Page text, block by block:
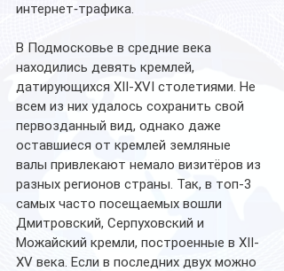
интернет‑трафика.
В Подмосковье в средние века
находились девять кремлей,
датирующихся XII-XVI столетиями. Не
всем из них удалось сохранить свой
первозданный вид, однако даже
оставшиеся от кремлей земляные
валы привлекают немало визитёров из
разных регионов страны. Так, в топ-3
самых часто посещаемых вошли
Дмитровский, Серпуховский и
Можайский кремли, построенные в XII-
XV века. Если в последних двух можно